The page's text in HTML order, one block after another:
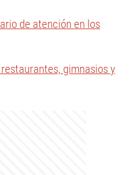
de atención en los
gimnasios y